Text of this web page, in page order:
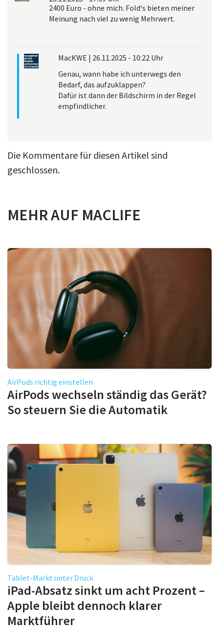
2400 Euro - ohne mich. Fold‘s bieten meiner
Meinung nach viel zu wenig Mehrwert.
MacKWE | 26.11.2025 - 10:22 Uhr
Genau, wann habe ich unterwegs den
Bedarf, das aufzuklappen?
Dafür ist dann der Bildschirm in der Regel
empfindlicher.
Die Kommentare für diesen Artikel sind
geschlossen.
MEHR AUF MACLIFE
AirPods richtig einstellen
AirPods wechseln ständig das Gerät?
So steuern Sie die Automatik
Tablet-Markt unter Druck
iPad-Absatz sinkt um acht Prozent –
Apple bleibt dennoch klarer
Marktführer